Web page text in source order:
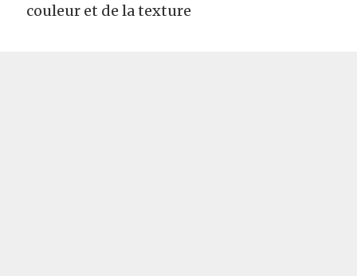
couleur et de la texture